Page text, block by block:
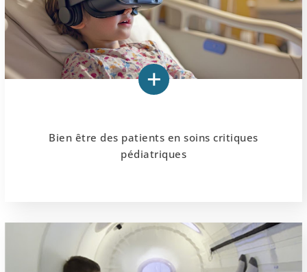
Bien être des patients en soins critiques
pédiatriques